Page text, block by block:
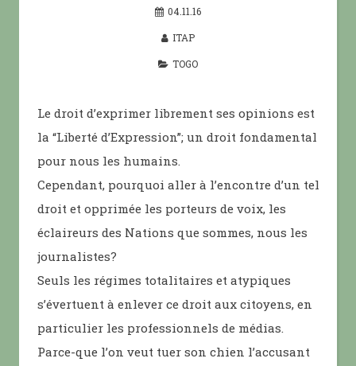
04.11.16
ITAP
TOGO
Le droit d’exprimer librement ses opinions est
la “Liberté d’Expression”; un droit fondamental
pour nous les humains.
Cependant, pourquoi aller à l’encontre d’un tel
droit et opprimée les porteurs de voix, les
éclaireurs des Nations que sommes, nous les
journalistes?
Seuls les régimes totalitaires et atypiques
s’évertuent à enlever ce droit aux citoyens, en
particulier les professionnels de médias.
Parce-que l’on veut tuer son chien l’accusant